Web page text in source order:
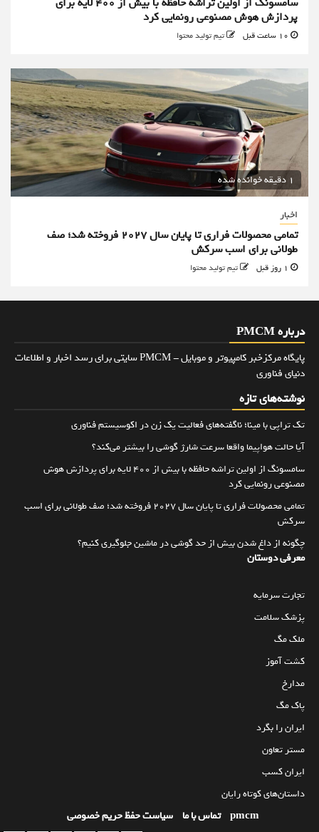
پردازش هوش مصنوعی رونمایی کرد
تیم تولید محتوا
1 دقیقه خوانده شده
اخبار
تمامی محصولات فراری تا پایان سال ۲۰۲۷ فروخته شد؛ صف
طولانی برای اسب سرکش
تیم تولید محتوا
درباره PMCM
پایگاه مرکزخبر کامپیوتر و موبایل - PMCM سایتی برای رسد اخبار و اطلاعات
دنیای فناوری
نوشته‌های تازه
تک تراپی با مینا؛ ناگفته‌های فعالیت یک زن در اکوسیستم فناوری
آیا حالت هواپیما واقعا سرعت شارژ گوشی را بیشتر می‌کند؟
سامسونگ از اولین تراشه حافظه با بیش از ۴۰۰ لایه برای پردازش هوش
مصنوعی رونمایی کرد
تمامی محصولات فراری تا پایان سال ۲۰۲۷ فروخته شد؛ صف طولانی برای اسب
سرکش
چگونه از داغ شدن بیش از حد گوشی در ماشین جلوگیری کنیم؟
معرفی دوستان
تجارت سرمایه
پزشک سلامت
ملک مگ
کشت آموز
مدارخ
پاک مگ
ایران را بگرد
مستر تعاون
ایران کسب
داستان‌های کوتاه رایان
pmcm تماس با ما سیاست حفظ حریم خصوصی